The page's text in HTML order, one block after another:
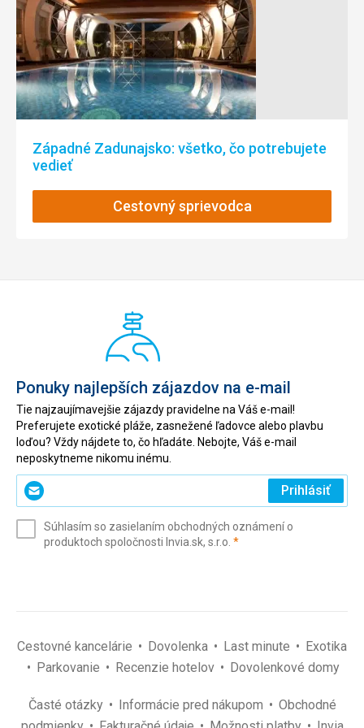
Západné Zadunajsko: všetko, čo potrebujete
vedieť
Cestovný sprievodca
Ponuky najlepších zájazdov na e-mail
Tie najzaujímavejšie zájazdy pravidelne na Váš e-mail!
Preferujete exotické pláže, zasnežené ľadovce alebo plavbu
loďou? Vždy nájdete to, čo hľadáte. Nebojte, Váš e-mail
neposkytneme nikomu inému.
Zadajte
svoj
(povinné)
Prihlásiť
Súhlasím so zasielaním obchodných oznámení o
produktoch spoločnosti Invia.sk, s.r.o. *(povinné)
Cestovné kancelárie Dovolenka Last minute
Exotika
Parkovanie
Recenzie hotelov Dovolenkové domy
Časté otázky Informácie pred nákupom
Obchodné